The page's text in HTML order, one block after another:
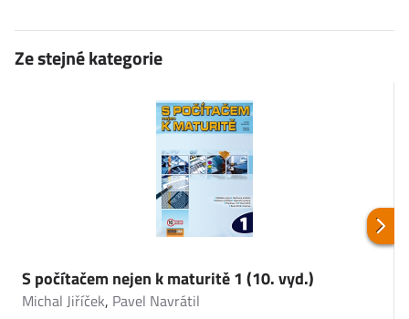
Ze stejné kategorie
S počítačem nejen k maturitě 1 (10. vyd.)
Michal Jiříček, Pavel Navrátil